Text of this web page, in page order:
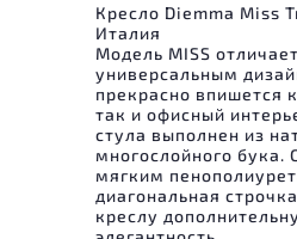
Кресло Diemma Miss
Италия
Модель MISS
универсальным
прекрасно впишется
так и офисный
стула выполнен из
многослойного бука.
мягким
диагональная
креслу